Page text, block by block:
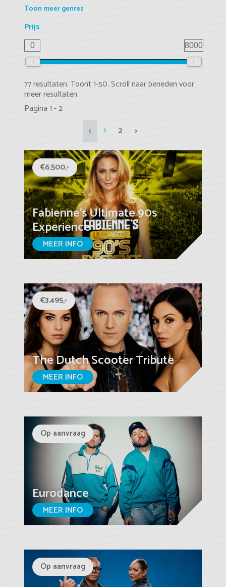
Toon meer genres
Prijs
0 8000
77 resultaten. Toont 1-50. Scroll naar beneden voor
meer resultaten
Pagina 1 - 2
<
1 2 >
€6.500,-
Fabienne's Ultimate 90s
Experience
MEER INFO
€3.495,-
The Dutch Scooter Tribute
MEER INFO
Op aanvraag
Eurodance
MEER INFO
Op aanvraag